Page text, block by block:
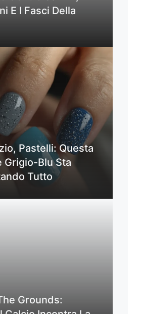
E I Fasci Della
Pastelli: Questa
Grigio-Blu Sta
Tutto
Grounds: